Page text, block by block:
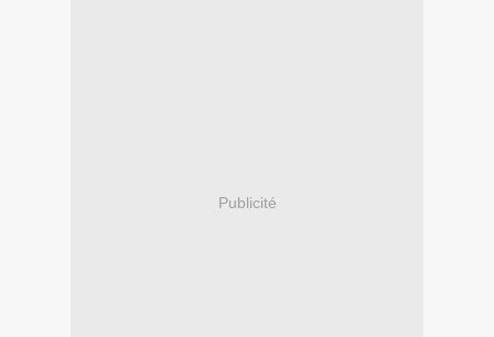
Publicité